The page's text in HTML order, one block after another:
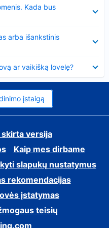
Kada bus
arba išankstinis
ar vaikišką lovelę?
įstaigą
versija
Kaip mes dirbame
slapukų nustatymus
rekomendacijas
įstatymas
teisių